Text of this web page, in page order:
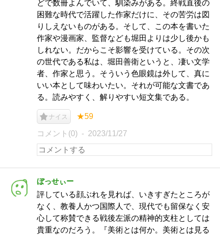
どで数冊よんでいて、馴染みがある。終戦直後の
困難な時代で活躍した作家だけに、その苦労は図
りしえないものがある。そして、この本を書いた
作家や漫画家、監督なども堀田よりは少し後かも
しれない。だからこそ影響を受けている。その次
の世代である私は、堀田善衛というと、凄い文学
者、作家と思う。そういう色眼鏡は外して、真に
いい本として味わいたい。それが可能な文書であ
る。読みやすく、解りやすい短文集である。
ナイス ★59
コメント(0) 2023/11/27
ぼっせぃー
評している顔ぶれを見れば、いきすぎたところが
なく、教養人かつ国際人で、現代でも留保なく安
心して称賛できる戦後左派の精神的支柱としては
貴重なのだろう。『美術とは何か。美術とは見る